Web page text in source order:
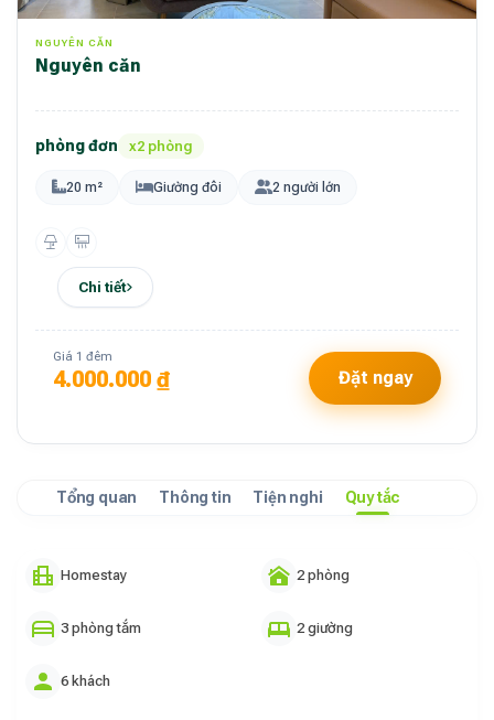
NGUYÊN CĂN
nguyên căn
phòng đơn x2 phòng
20 m² Giường đôi 2 người lớn
Chi tiết
Giá 1 đêm
4.000.000 ₫ Đặt ngay
Tổng quan Thông tin Tiện nghi Quy tắc
Homestay 2 phòng
3 phòng tắm 2 giường
6 khách